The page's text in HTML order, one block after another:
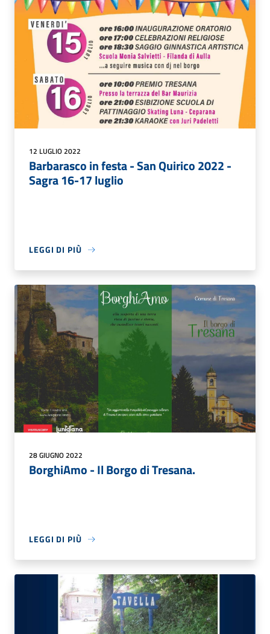
12 LUGLIO 2022
Barbarasco in festa - San Quirico 2022 -
Sagra 16-17 luglio
LEGGI DI PIÙ
28 GIUGNO 2022
BorghiAmo - Il Borgo di Tresana.
LEGGI DI PIÙ